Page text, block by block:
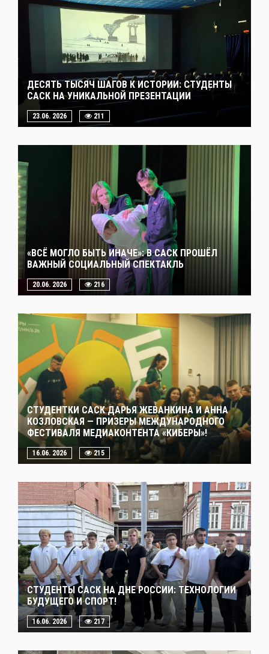
ДЕСЯТЬ ТЫСЯЧ ШАГОВ К ИСТОРИИ: СТУДЕНТЫ
САСК НА УНИКАЛЬНОЙ ПРЕЗЕНТАЦИИ
23.06. 2026 211
«ВСЁ МОГЛО БЫТЬ ИНАЧЕ»: В САСК ПРОШЁЛ
ВАЖНЫЙ СОЦИАЛЬНЫЙ СПЕКТАКЛЬ
20.06. 2026 216
СТУДЕНТКИ САСК ДАРЬЯ ЖЕВАНКИНА И АННА
КОЗЛОВСКАЯ — ПРИЗЕРЫ МЕЖДУНАРОДНОГО
ФЕСТИВАЛЯ МЕДИАКОНТЕНТА «КИБЕРЫ»!
16.06. 2026 215
СТУДЕНТЫ САСК НА ДНЕ РОССИИ: ТЕХНОЛОГИИ
БУДУЩЕГО И СПОРТ!
16.06. 2026 217